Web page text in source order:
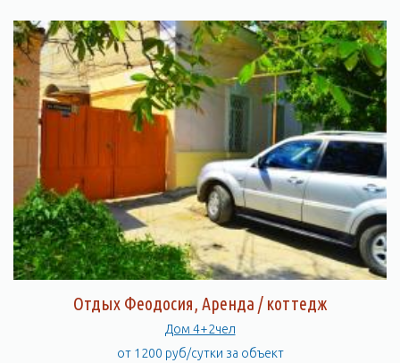
Отдых Феодосия, Аренда / коттедж
Дом 4+2чел
от 1200 руб/сутки за объект